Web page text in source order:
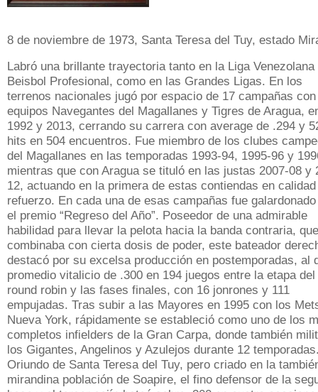
8 de noviembre de 1973, Santa Teresa del Tuy, estado
Labró una brillante trayectoria tanto en la Liga Venezolana
Beisbol Profesional, como en las Grandes Ligas. En los
terrenos nacionales jugó por espacio de 17 campañas
equipos Navegantes del Magallanes y Tigres de Aragua,
1992 y 2013, cerrando su carrera con average de .294 y
hits en 504 encuentros. Fue miembro de los clubes
del Magallanes en las temporadas 1993-94, 1995-96 y
mientras que con Aragua se tituló en las justas 2007-08 y
12, actuando en la primera de estas contiendas en
refuerzo. En cada una de esas campañas fue
el premio “Regreso del Año”. Poseedor de una admirable
habilidad para llevar la pelota hacia la banda contraria, que
combinaba con cierta dosis de poder, este bateador
destacó por su excelsa producción en postemporadas, al
promedio vitalicio de .300 en 194 juegos entre la etapa del
round robin y las fases finales, con 16 jonrones y 111
empujadas. Tras subir a las Mayores en 1995 con los
Nueva York, rápidamente se estableció como uno de los
completos infielders de la Gran Carpa, donde también
los Gigantes, Angelinos y Azulejos durante 12
Oriundo de Santa Teresa del Tuy, pero criado en la
mirandina población de Soapire, el fino defensor de la